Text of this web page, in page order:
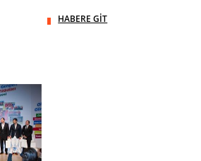
HABERE GİT